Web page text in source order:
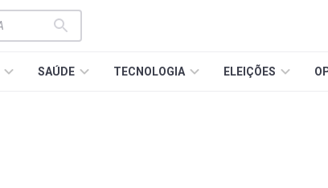
SAÚDE TECNOLOGIA ELEIÇÕES